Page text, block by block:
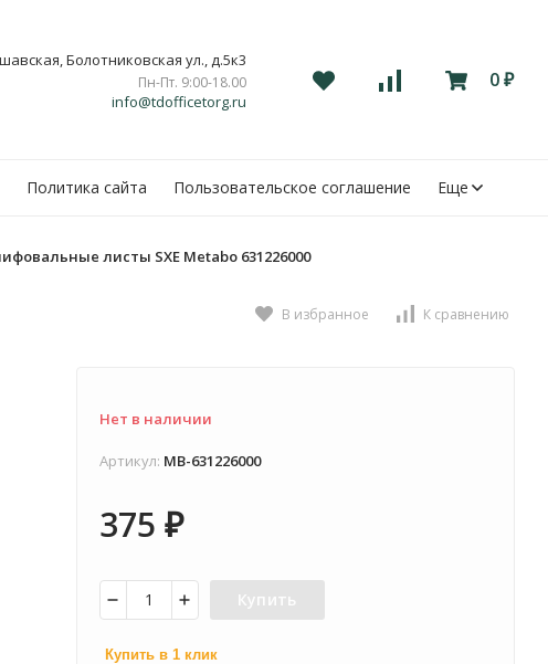
Болотниковская ул., д.5к3
Пн-Пт. 9:00-18.00
info@tdofficetorg.ru
0 ₽
Политика сайта Пользовательское соглашение Еще
листы SXE Metabo 631226000
В избранное К сравнению
Нет в наличии
Артикул: MB-631226000
375 ₽
Купить
Купить в 1 клик